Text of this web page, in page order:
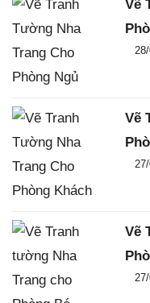
Vẽ
Vẽ
Vẽ